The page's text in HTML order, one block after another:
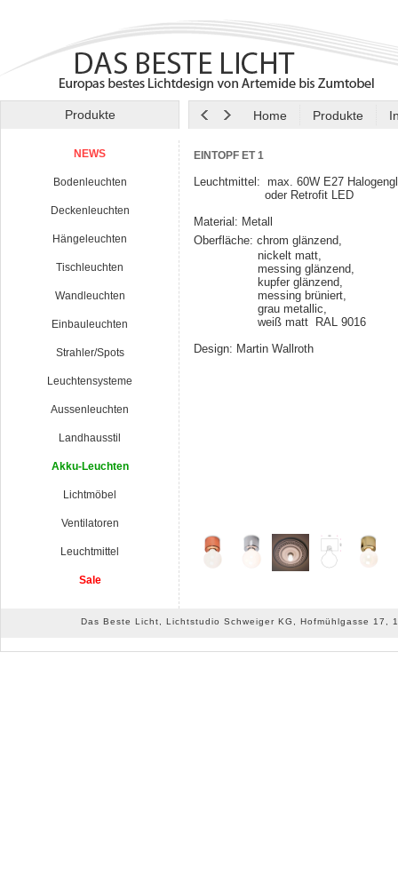
Produkte Home Produkte
NEWS
Bodenleuchten
Deckenleuchten
Hängeleuchten
Tischleuchten
Wandleuchten
Einbauleuchten
Strahler/Spots
Leuchtensysteme
Aussenleuchten
Landhausstil
Akku-Leuchten
Lichtmöbel
Ventilatoren
Leuchtmittel
Sale
EINTOPF ET 1
Leuchtmittel: max. 60W E27
oder Retrofit LED
Material: Metall
Oberfläche: chrom glänzend,
nickelt matt,
messing glänzend,
kupfer glänzend,
messing brüniert,
grau metallic,
weiß matt RAL 9016
Design: Martin Wallroth
Das Beste Licht, Lichtstudio Schweiger KG, Hofmühlgasse